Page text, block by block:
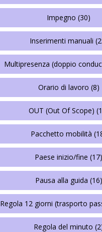
Impegno (30)
Inserimenti manuali
Multipresenza (doppio
Orario di lavoro (8)
OUT (Out Of Scope)
Pacchetto mobilità
Paese inizio/fine (17)
Pausa alla guida (16)
Regola 12 giorni (trasporto
Regola del minuto